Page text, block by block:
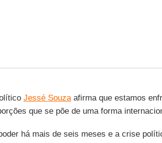
Jessé Souzaafirma que estamos
que se põe de uma forma
há mais de seis meses e a crise